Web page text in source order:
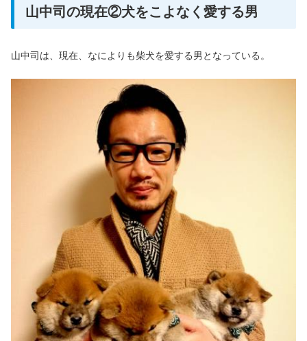
山中司の現在②犬をこよなく愛する男
山中司は、現在、なによりも柴犬を愛する男となっている。